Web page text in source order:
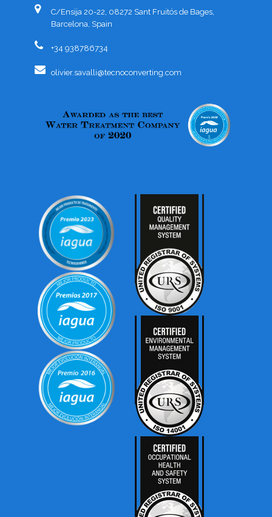
C/Ensija 20-22, 08272 Sant Fruitós de Bages,
Barcelona, Spain
+34 938786734
olivier.savalli@tecnoconverting.com